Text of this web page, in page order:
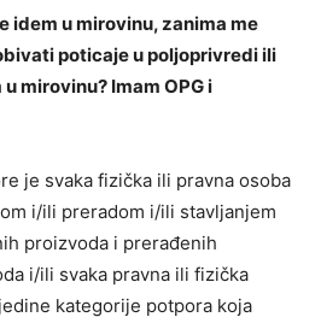
idem u mirovinu, zanima me
poticaje u poljoprivredi ili
mirovinu? Imam OPG i
je svaka fizička ili pravna osoba
i/ili preradom i/ili stavljanjem
proizvoda i prerađenih
i/ili svaka pravna ili fizička
kategorije potpora koja